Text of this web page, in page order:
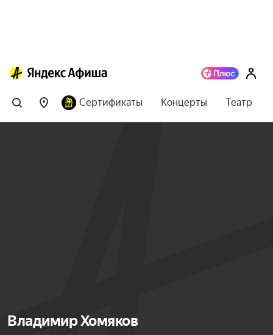
Сертификаты Концерты Театр
Владимир Хомяков